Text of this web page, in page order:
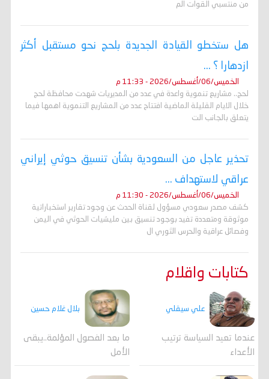
من منتسبي القوات الم
هل ستخطو القيادة الجديدة بلحج نحو مستقبل أكثر
ازدهارا ؟ ...
الخميس/06/أغسطس/2026 - 11:33 م
لحج.. مشاريع تنموية واعدة في عدد من المديريات شهدت محافظة لحج
خلال الايام القليلة الماضية افتتاح عدد من المشاريع التنموية اهمها فيما
يتعلق بالجانب الت
تحذير عاجل من السعودية بشأن تنسيق حوثي إيراني
عراقي لاستهداف ...
الخميس/06/أغسطس/2026 - 11:30 م
كشف مصدر سعودي مسؤول لقناة الحدث عن وجود تقارير استخباراتية
موثوقة ومتعددة تفيد بوجود تنسيق بين مليشيات الحوثي في اليمن
وفصائل عراقية والحرس الثوري ال
كتابات واقلام
علي سيقلي
عندما تعيد السياسة ترتيب
الأعداء
بلال غلام حسين
ما بعد الفصول المؤلمة..يبقى
الأمل